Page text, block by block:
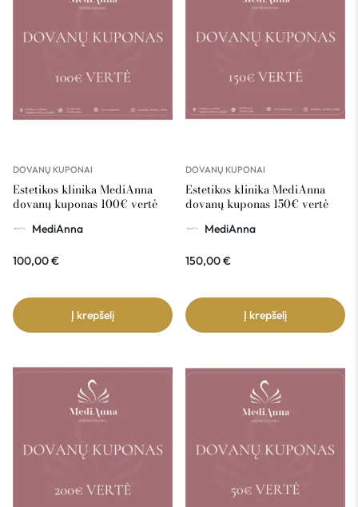
DOVANŲ KUPONAI
Estetikos klinika MediAnna
dovanų kuponas 100€ vertė
MediAnna
100,00€
Į krepšelį
DOVANŲ KUPONAI
Estetikos klinika MediAnna
dovanų kuponas 150€ vertė
MediAnna
150,00€
Į krepšelį